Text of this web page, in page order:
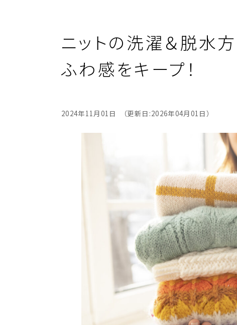
ニットの洗濯＆脱水
ふわ感をキープ！
2024年11月01日 （更新日:2026年04月01日）